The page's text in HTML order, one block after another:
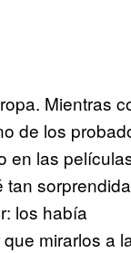
Mientras
de los
en las
los había
mirarlos a